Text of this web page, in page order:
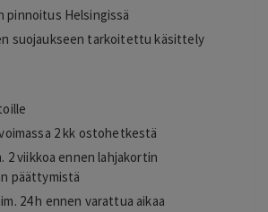
pinnoitus Helsingissä
suojaukseen tarkoitettu käsittely
2 kk ostohetkestä
2 viikkoa ennen lahjakortin
päättymistä
24 h ennen varattua aikaa